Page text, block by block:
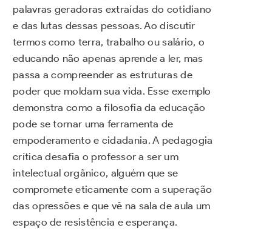
palavras geradoras extraídas do cotidiano
e das lutas dessas pessoas. Ao discutir
termos como terra, trabalho ou salário, o
educando não apenas aprende a ler, mas
passa a compreender as estruturas de
poder que moldam sua vida. Esse exemplo
demonstra como a filosofia da educação
pode se tornar uma ferramenta de
empoderamento e cidadania. A pedagogia
crítica desafia o professor a ser um
intelectual orgânico, alguém que se
compromete eticamente com a superação
das opressões e que vê na sala de aula um
espaço de resistência e esperança.